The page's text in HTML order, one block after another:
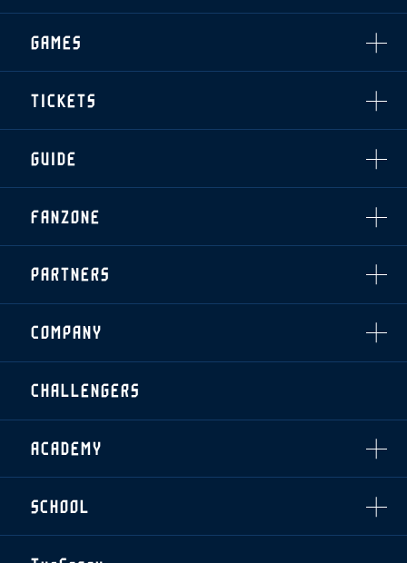
CLUB
TOP TEAM
THESPARK
トレーニング見学について
・注意事項
・練習場ごとの注意事項
GAMES
順位表
ホームイベント情報
TICKETS
・前売・当日チケット
・発売日
・優待チケット
シーズンシート
・法人シーズンシート
GUIDE
スタジアムアクセス
スタジアムルール
クラブプロパティ
運営サポートスタッフ募集
FANZONE
ファンクラブ
グッズ
ザスパタイムズ
クラブアンバサダー
PARTNERS
アシストパートナー
ザスパ応援店紹介
ホームタウン活動
ふるさと納税
COMPANY
拠点一覧
フィロソフィー
クラブについて（エンブレム・ロゴ等）
CHALLENGERS
ACADEMY
U-18
U-15
スタッフ
SCHOOL